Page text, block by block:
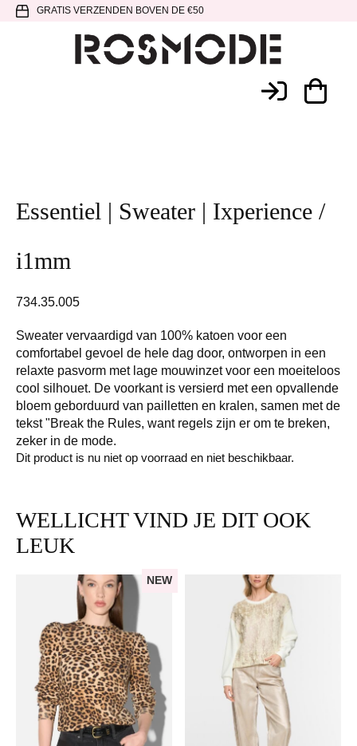
Spring
hoofdnavigatie
Door
SpringGRATIS VERZENDEN BOVEN DE €50
Essentiel | Sweater | Ixperience /
i1mm
734.35.005
Sweater vervaardigd van 100% katoen voor een
comfortabel gevoel de hele dag door, ontworpen in een
relaxte pasvorm met lage mouwinzet voor een moeiteloos
cool silhouet. De voorkant is versierd met een opvallende
bloem geborduurd van pailletten en kralen, samen met de
tekst "Break the Rules, want regels zijn er om te breken,
zeker in de mode.
Dit product is nu niet op voorraad en niet beschikbaar.
WELLICHT VIND JE DIT OOK
LEUK
NEW